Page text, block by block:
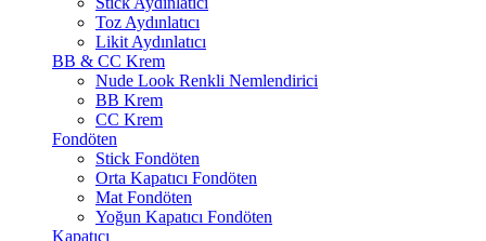
Toz Aydınlatıcı
Likit Aydınlatıcı
BB & CC Krem
Nude Look Renkli Nemlendirici
BB Krem
CC Krem
Fondöten
Stick Fondöten
Orta Kapatıcı Fondöten
Mat Fondöten
Yoğun Kapatıcı Fondöten
Kapatıcı